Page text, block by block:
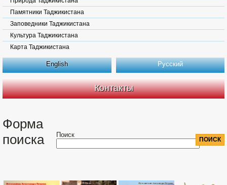
Памятники Таджикистана
Заповедники Таджикистана
Культура Таджикистана
Карта Таджикистана
English Русский
Контакты
Форма
поиска
Поиск